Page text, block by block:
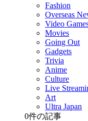
Fashion
Overseas
Video
Movies
Going Out
Gadgets
Trivia
Anime
Culture
Live
Art
Ultra Japan
0件の記事